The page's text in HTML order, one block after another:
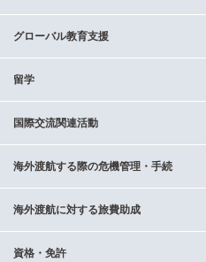
グローバル教育支援
留学
国際交流関連活動
海外渡航する際の危機管理・手続
海外渡航に対する旅費助成
資格・免許